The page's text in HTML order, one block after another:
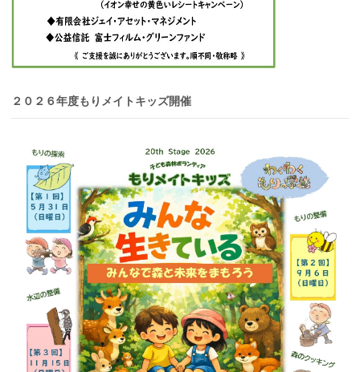
２０２６年度もりメイトキッズ開催